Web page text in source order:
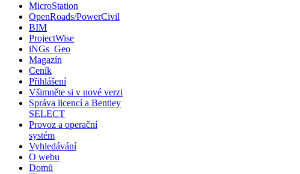
MicroStation
OpenRoads/PowerCivil
BIM
ProjectWise
iNGs_Geo
Magazín
Ceník
Přihlášení
Všimněte si v nové verzi
Správa licencí a Bentley
SELECT
Provoz a operační
systém
Vyhledávání
O webu
Domů